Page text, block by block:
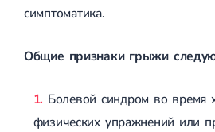
симптоматика.
Общие признаки грыжи
Болевой синдром во время
физических упражнений или